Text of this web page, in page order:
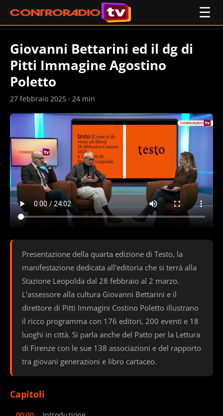
☰
Giovanni Bettarini ed il dg di
Pitti Immagine Agostino
Poletto
27 febbraio 2025 · 24 min
Presentazione della quarta edizione di Testo, la
manifestazione dedicata all'editoria che si terrà alla
Stazione Leopolda dal 28 febbraio al 2 marzo.
L'assessore alla cultura Giovanni Bettarini e il
direttore di Pitti Immagini Costino Poletto illustrano
il ricco programma con 176 editori, 200 eventi e 18
luoghi in città. Si parla anche del Patto per la Lettura
di Firenze con le sue 138 associazioni e del rapporto
tra giovani generazioni e libro cartaceo.
Capitoli